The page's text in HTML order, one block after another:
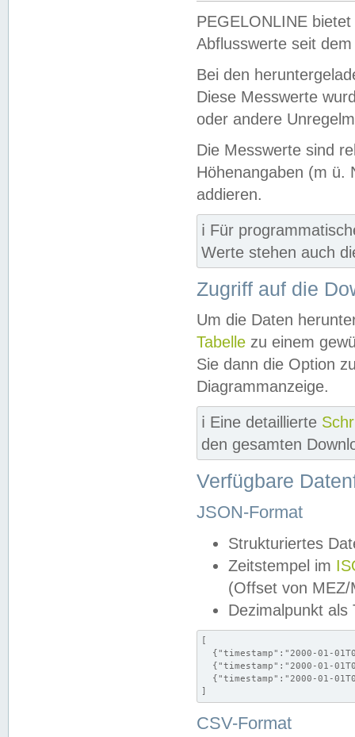
PEGELONLINE
Abflusswerte seit
Bei den
Diese Messwerte
oder andere
Die Messwerte sind
Höhenangaben (m ü.
addieren.
ℹ️ Für
Werte stehen auch
Zugriff auf die
Um die Daten
Tabelle zu einem
Sie dann die Option
Diagrammanzeige.
ℹ️ Eine detaillierte
den gesamten
Verfügbare
JSON-Format
Strukturiertes
Zeitstempel im
(Offset von MEZ/
Dezimalpunkt als
[
{"timestamp":"2000-01-
{"timestamp":"2000-01-
{"timestamp":"2000-01-
]
CSV-Format